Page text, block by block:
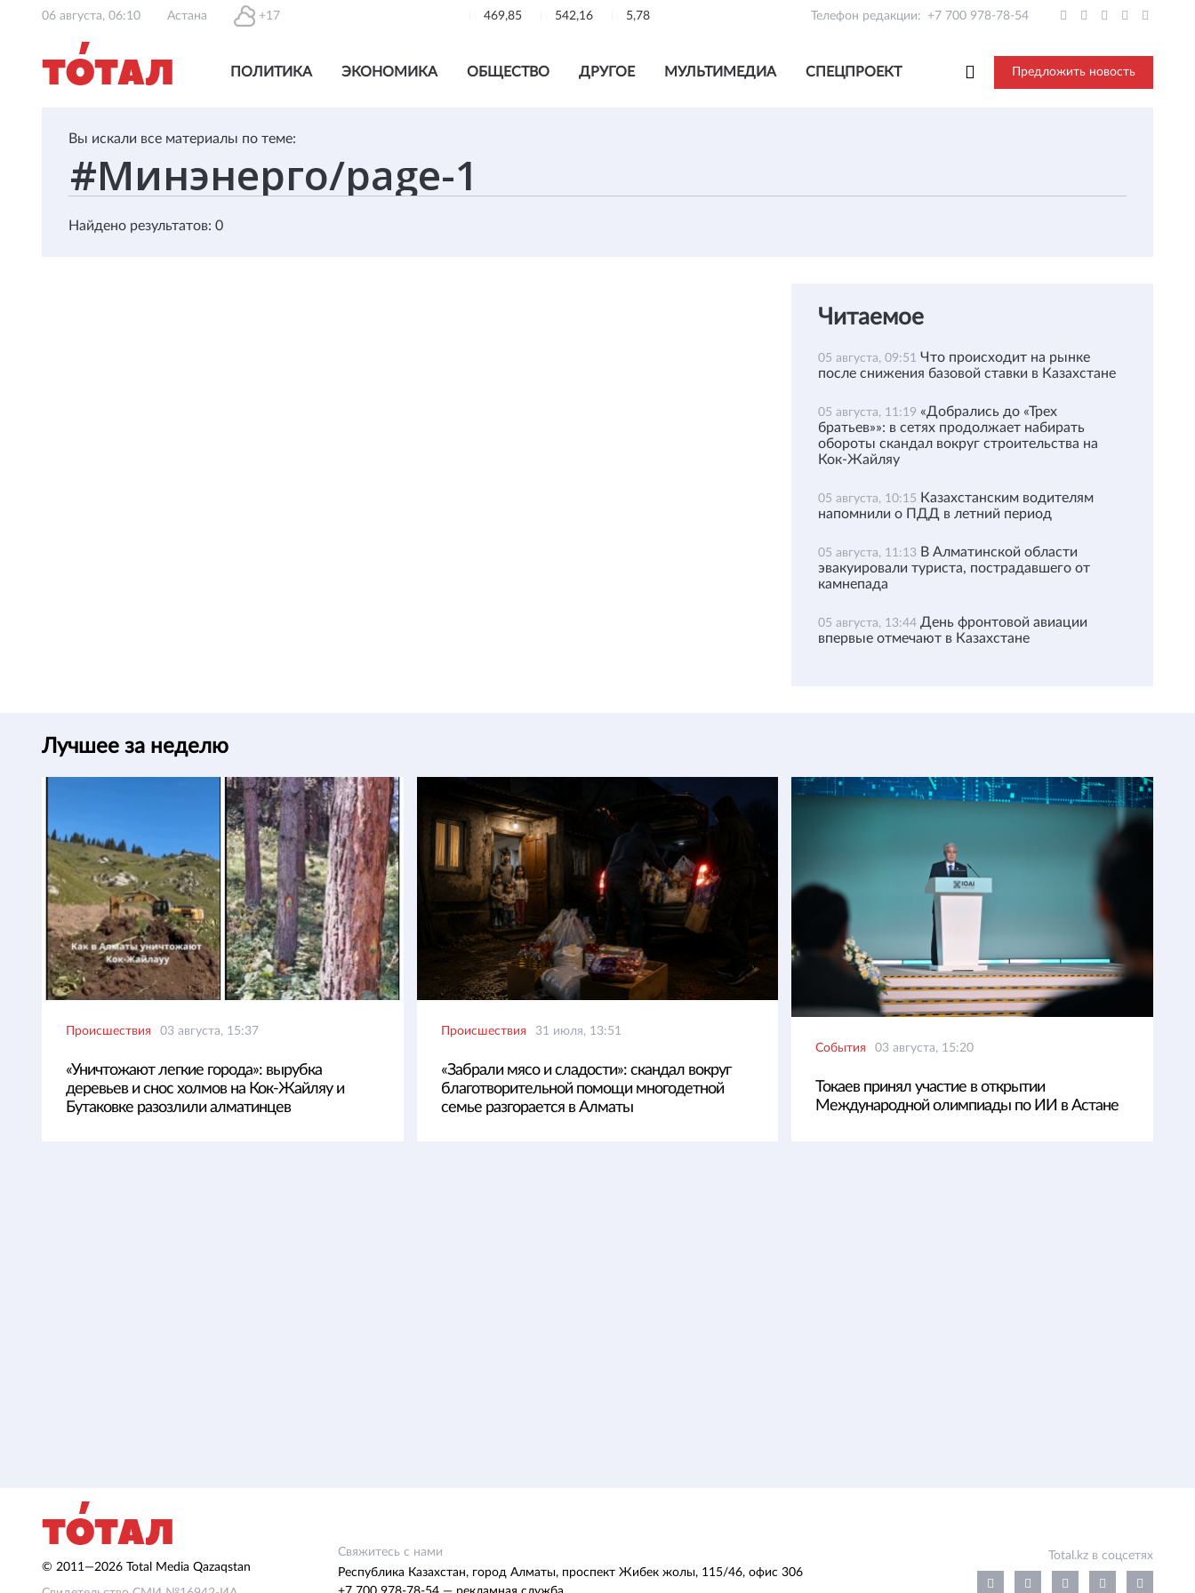
06 августа, 06:10 Астана +17 469,85 542,16 5,78 Телефон редакции: +7 700 978-78-54
ПОЛИТИКА ЭКОНОМИКА ОБЩЕСТВО ДРУГОЕ МУЛЬТИМЕДИА СПЕЦПРОЕКТ Предложить новость
Вы искали все материалы по теме:
Найдено результатов: 0
Читаемое
05 августа, 09:51 Что происходит на рынке
после снижения базовой ставки в Казахстане
05 августа, 11:19 «Добрались до «Трех
братьев»»: в сетях продолжает набирать
обороты скандал вокруг строительства на
Кок-Жайляу
05 августа, 10:15 Казахстанским водителям
напомнили о ПДД в летний период
05 августа, 11:13 В Алматинской области
эвакуировали туриста, пострадавшего от
камнепада
05 августа, 13:44 День фронтовой авиации
впервые отмечают в Казахстане
Лучшее за неделю
Происшествия 03 августа, 15:37
«Уничтожают легкие города»: вырубка
деревьев и снос холмов на Кок-Жайляу и
Бутаковке разозлили алматинцев
Происшествия 31 июля, 13:51
«Забрали мясо и сладости»: скандал вокруг
благотворительной помощи многодетной
семье разгорается в Алматы
События 03 августа, 15:20
Токаев принял участие в открытии
Международной олимпиады по ИИ в Астане
© 2011—2026 Total Media Qazaqstan
Свяжитесь с нами
Республика Казахстан, город Алматы, проспект Жибек жолы, 115/46, офис 306
Total.kz в соцсетях